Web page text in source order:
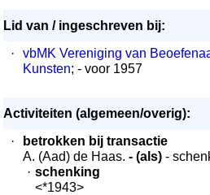
Lid van / ingeschreven bij:
·
vbMK Vereniging van
Kunsten; - voor 1957
Activiteiten (algemeen/overig):
·
betrokken bij transactie
A. (Aad) de Haas. - (als) -
· schenking
<*1943>